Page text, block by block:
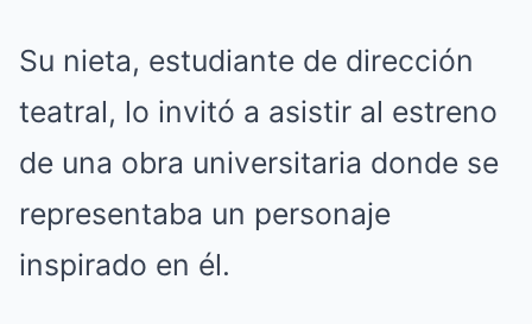
Su nieta, estudiante de dirección
teatral, lo invitó a asistir al estreno
de una obra universitaria donde se
representaba un personaje
inspirado en él.